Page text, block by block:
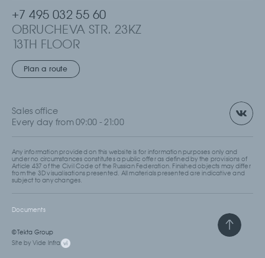
+7 495 032 55 60
OBRUCHEVA STR. 23KZ
13TH FLOOR
MOSCOW, RUSSIA
Plan a route
Sales office
Every day from 09:00 - 21:00
Any information provided on this website is for information purposes only and
under no circumstances constitutes a public offer as defined by the provisions of
Article 437 of the Civil Code of the Russian Federation. Finished objects may differ
from the 3D visualisations presented. All materials presented are indicative and
subject to any changes.
© Tekta Group
Site by Vide Infra
Documents